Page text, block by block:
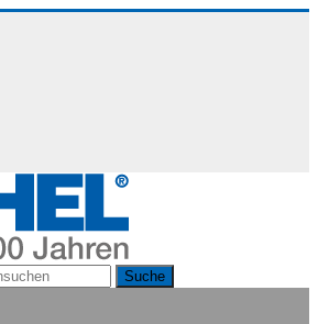
Suche